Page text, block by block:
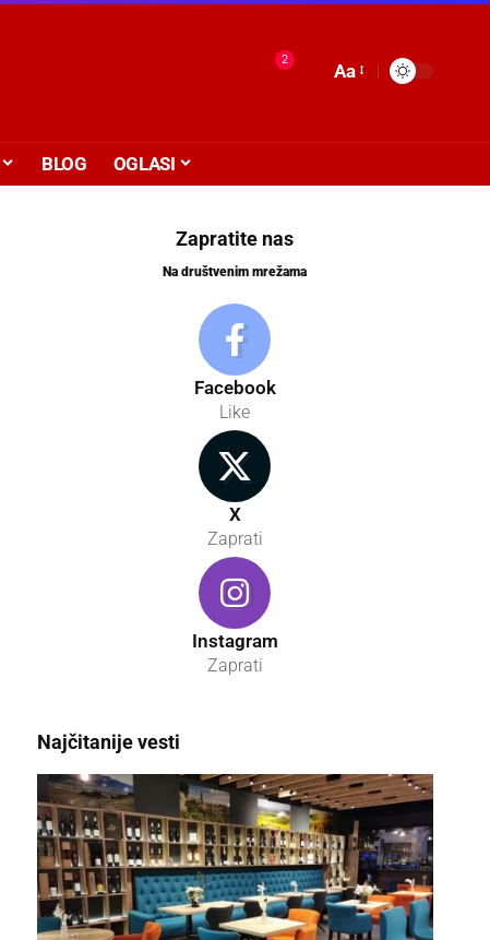
2
Aa
BLOG OGLASI
Zapratite nas
Na društvenim mrežama
Facebook
Like
X
Zaprati
Instagram
Zaprati
Najčitanije vesti